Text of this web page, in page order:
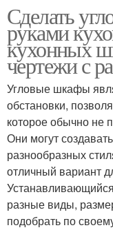
Сделать
руками
кухонных
чертежи с
Угловые шкафы
обстановки,
которое обычно не
Они могут
разнообразных
отличный вариант
разные виды,
подобрать по